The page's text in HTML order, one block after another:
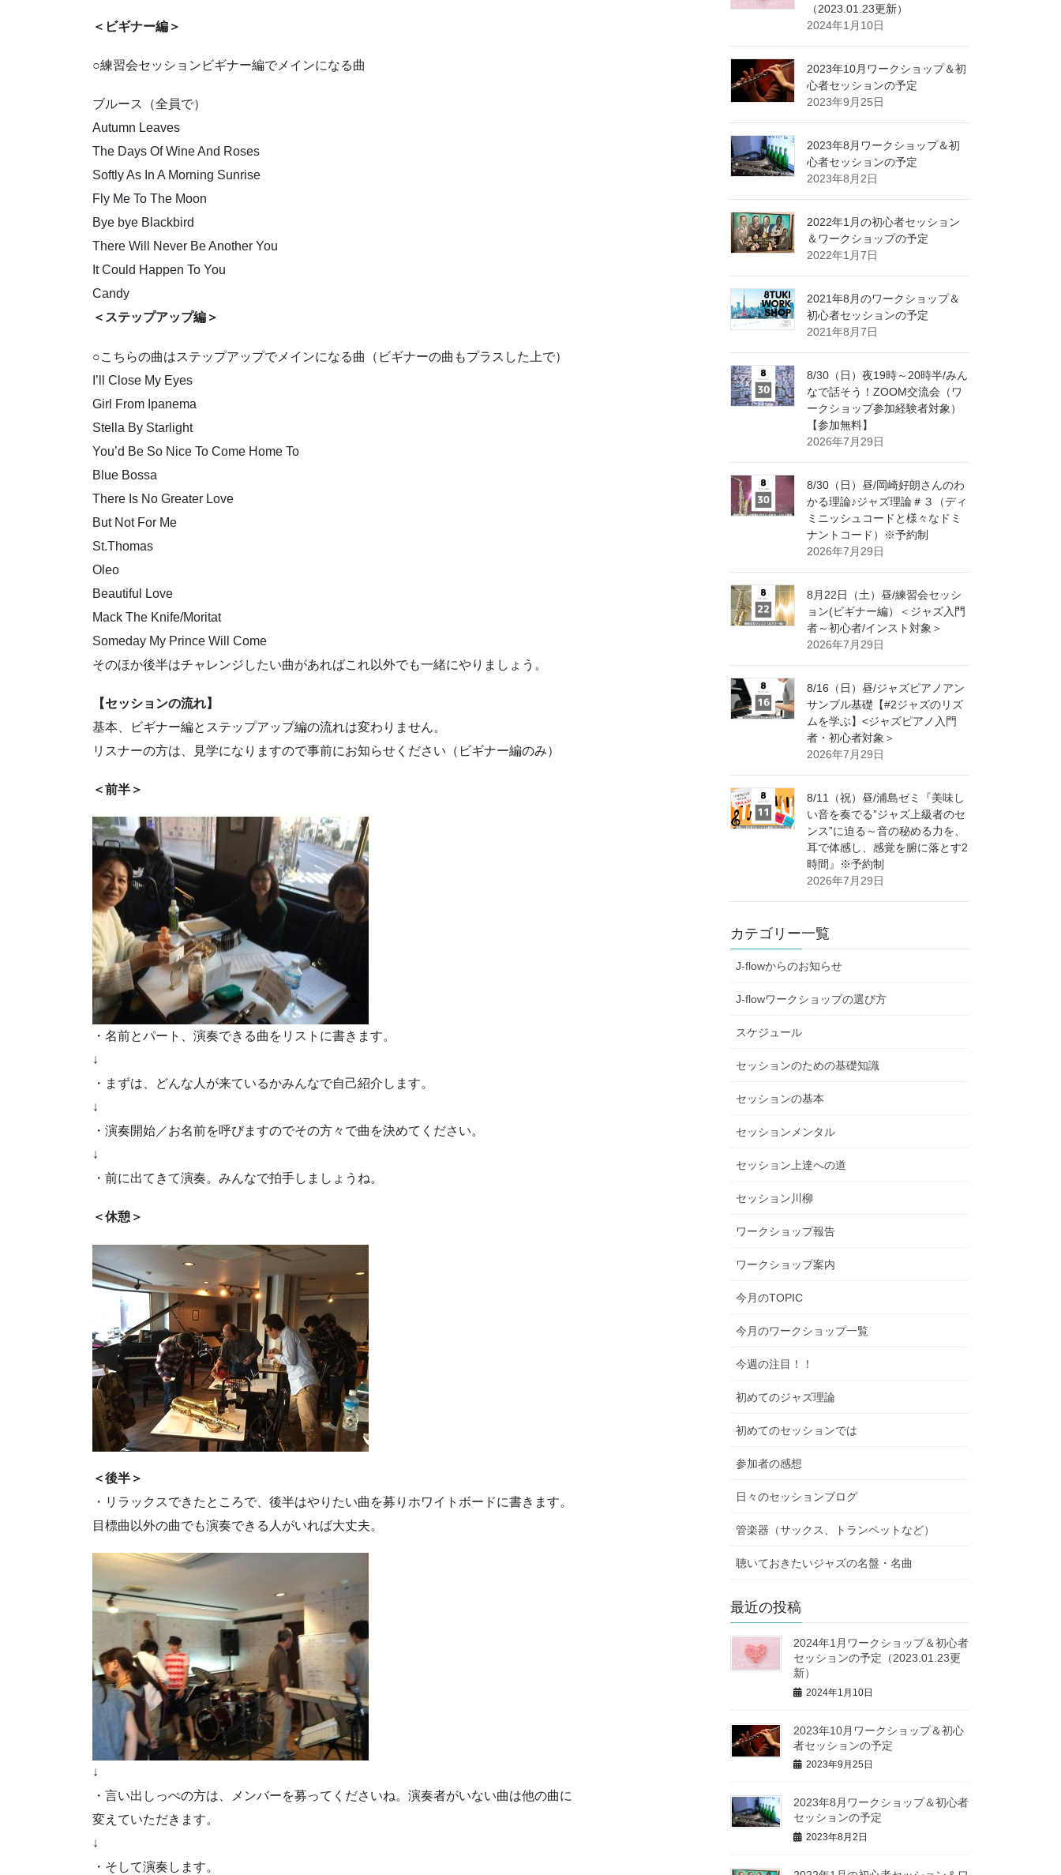
＜ビギナー編＞
○練習会セッションビギナー編でメインになる曲
ブルース（全員で）
Autumn Leaves
The Days Of Wine And Roses
Softly As In A Morning Sunrise
Fly Me To The Moon
Bye bye Blackbird
There Will Never Be Another You
It Could Happen To You
Candy
＜ステップアップ編＞
○こちらの曲はステップアップでメインになる曲（ビギナーの曲もプラスした上で）
I’ll Close My Eyes
Girl From Ipanema
Stella By Starlight
You’d Be So Nice To Come Home To
Blue Bossa
There Is No Greater Love
But Not For Me
St.Thomas
Oleo
Beautiful Love
Mack The Knife/Moritat
Someday My Prince Will Come
そのほか後半はチャレンジしたい曲があればこれ以外でも一緒にやりましょう。
【セッションの流れ】
基本、ビギナー編とステップアップ編の流れは変わりません。
リスナーの方は、見学になりますので事前にお知らせください（ビギナー編のみ）
＜前半＞
・名前とパート、演奏できる曲をリストに書きます。
↓
・まずは、どんな人が来ているかみんなで自己紹介します。
↓
・演奏開始／お名前を呼びますのでその方々で曲を決めてください。
↓
・前に出てきて演奏。みんなで拍手しましょうね。
＜休憩＞
＜後半＞
・リラックスできたところで、後半はやりたい曲を募りホワイトボードに書きます。
目標曲以外の曲でも演奏できる人がいれば大丈夫。
↓
・言い出しっぺの方は、メンバーを募ってくださいね。演奏者がいない曲は他の曲に
変えていただきます。
↓
・そして演奏します。
（2023.01.23更新）
2024年1月10日
2023年10月ワークショップ＆初
心者セッションの予定
2023年9月25日
2023年8月ワークショップ＆初
心者セッションの予定
2023年8月2日
2022年1月の初心者セッション
＆ワークショップの予定
2022年1月7日
2021年8月のワークショップ＆
初心者セッションの予定
2021年8月7日
8/30（日）夜19時～20時半/みん
なで話そう！ZOOM交流会（ワ
ークショップ参加経験者対象）
【参加無料】
2026年7月29日
8/30（日）昼/岡崎好朗さんのわ
かる理論♪ジャズ理論＃３（ディ
ミニッシュコードと様々なドミ
ナントコード）※予約制
2026年7月29日
8月22日（土）昼/練習会セッシ
ョン(ビギナー編）＜ジャズ入門
者～初心者/インスト対象＞
2026年7月29日
8/16（日）昼/ジャズピアノアン
サンブル基礎【#2ジャズのリズ
ムを学ぶ】<ジャズピアノ入門
者・初心者対象＞
2026年7月29日
8/11（祝）昼/浦島ゼミ『美味し
い音を奏でる”ジャズ上級者のセ
ンス”に迫る～音の秘める力を、
耳で体感し、感覚を腑に落とす2
時間』※予約制
2026年7月29日
カテゴリー一覧
J-flowからのお知らせ
J-flowワークショップの選び方
スケジュール
セッションのための基礎知識
セッションの基本
セッションメンタル
セッション上達への道
セッション川柳
ワークショップ報告
ワークショップ案内
今月のTOPIC
今月のワークショップ一覧
今週の注目！！
初めてのジャズ理論
初めてのセッションでは
参加者の感想
日々のセッションブログ
管楽器（サックス、トランペットなど）
聴いておきたいジャズの名盤・名曲
最近の投稿
2024年1月ワークショップ＆初心者
セッションの予定（2023.01.23更
新）
2024年1月10日
2023年10月ワークショップ＆初心
者セッションの予定
2023年9月25日
2023年8月ワークショップ＆初心者
セッションの予定
2023年8月2日